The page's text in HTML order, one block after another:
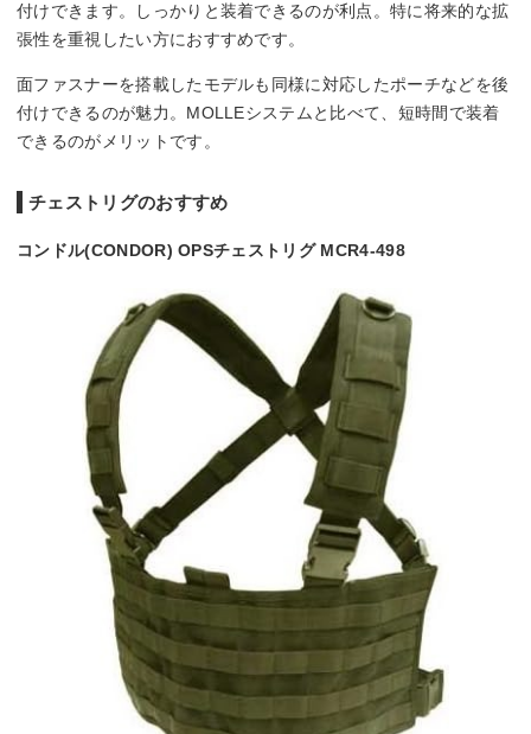
付けできます。しっかりと装着できるのが利点。特に将来的な拡
張性を重視したい方におすすめです。
面ファスナーを搭載したモデルも同様に対応したポーチなどを後
付けできるのが魅力。MOLLEシステムと比べて、短時間で装着
できるのがメリットです。
チェストリグのおすすめ
コンドル(CONDOR) OPSチェストリグ MCR4-498